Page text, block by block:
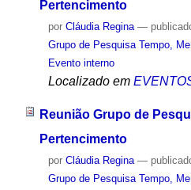
Pertencimento
por Cláudia Regina —
Grupo de Pesquisa Tempo,
Evento interno
Localizado em
Reunião Grupo de
Pertencimento
por Cláudia Regina —
Grupo de Pesquisa Tempo,